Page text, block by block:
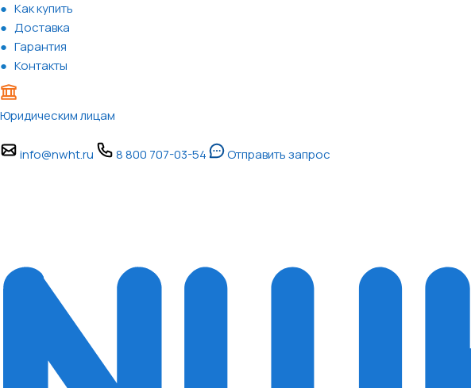
Как купить
Доставка
Гарантия
Контакты
Юридическим лицам
info@nwht.ru 8 800 707-03-54 Отправить запрос